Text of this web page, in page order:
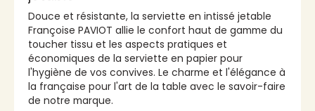
Douce et résistante, la serviette en intissé jetable
Françoise PAVIOT allie le confort haut de gamme du
toucher tissu et les aspects pratiques et
économiques de la serviette en papier pour
l'hygiène de vos convives. Le charme et l'élégance à
la française pour l'art de la table avec le savoir-faire
de notre marque.